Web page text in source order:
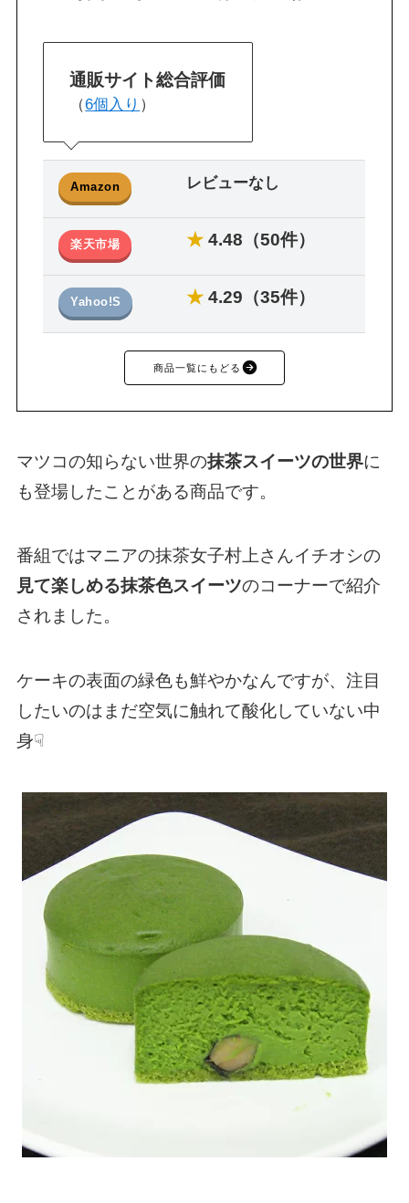
通販サイト総合評価
（6個入り ）
Amazon レビューなし
楽天市場 ★ 4.48（50件）
Yahoo!S ★ 4.29（35件）
商品一覧にもどる
マツコの知らない世界の抹茶スイーツの世界に
も登場したことがある商品です。
番組ではマニアの抹茶女子村上さんイチオシの
見て楽しめる抹茶色スイーツのコーナーで紹介
されました。
ケーキの表面の緑色も鮮やかなんですが、注目
したいのはまだ空気に触れて酸化していない中
身☟